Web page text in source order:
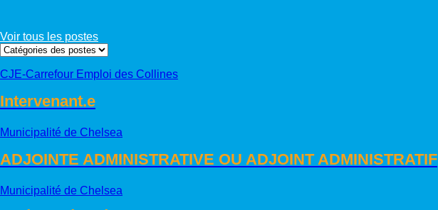
Voir tous les postes
CJE-Carrefour Emploi des Collines
Intervenant.e
Municipalité de Chelsea
ADJOINTE ADMINISTRATIVE OU ADJOINT ADMINISTRATIF
Municipalité de Chelsea